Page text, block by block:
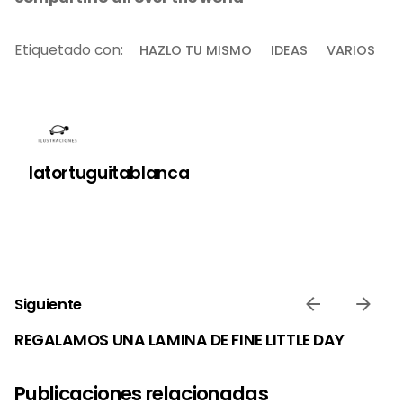
Etiquetado con: HAZLO TU MISMO IDEAS VARIOS
latortuguitablanca
Siguiente
REGALAMOS UNA LAMINA DE FINE LITTLE DAY
Publicaciones relacionadas